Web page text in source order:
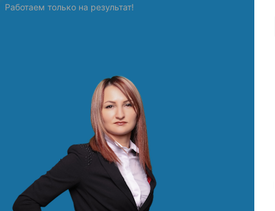
Работаем только на результат!